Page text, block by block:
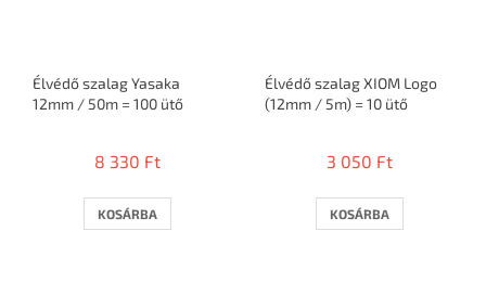
Élvédő szalag Yasaka
12mm / 50m = 100 ütő
8 330 Ft
KOSÁRBA
Élvédő szalag XIOM Logo
(12mm / 5m) = 10 ütő
3 050 Ft
KOSÁRBA